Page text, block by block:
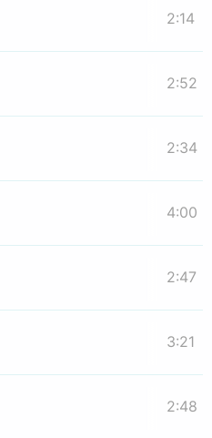
2:14
2:52
2:34
4:00
2:47
3:21
2:48